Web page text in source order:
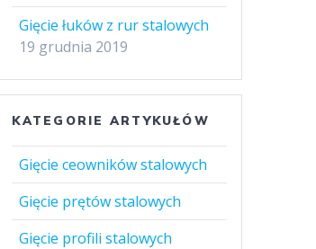
Gięcie łuków z rur stalowych
19 grudnia 2019
KATEGORIE ARTYKUŁÓW
Gięcie ceowników stalowych
Gięcie prętów stalowych
Gięcie profili stalowych